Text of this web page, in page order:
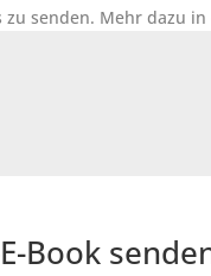
zu senden. Mehr dazu
Book